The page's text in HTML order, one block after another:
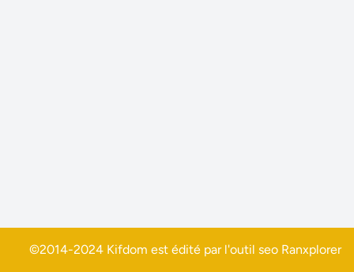
©2014-2024 Kifdom est édité par l'outil seo Ranxplorer